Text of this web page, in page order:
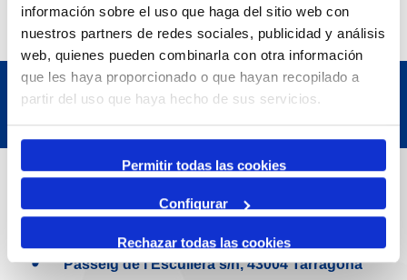
información sobre el uso que haga del sitio web con
nuestros partners de redes sociales, publicidad y análisis
web, quienes pueden combinarla con otra información
que les haya proporcionado o que hayan recopilado a
partir del uso que haya hecho de sus servicios.
Permitir todas las cookies
Configurar
Rechazar todas las cookies
Dades de Contacte
Passeig de l'Escullera s/n, 43004 Tarragona